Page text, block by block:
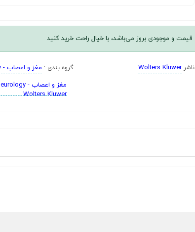
قیمت و موجودی بروز می‌باشد، با خیال راحت خرید کنید
ناشرWolters Kluwer گروه بندی : مغز و اعصاب - Neurology
Wolters Kluwer